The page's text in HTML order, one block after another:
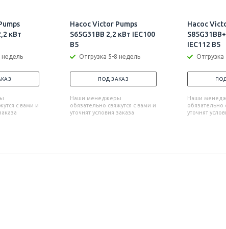
кВт
недель
с вами и
Насос Victor Pumps
S65G31BB 2,2 кВт IEC100
B5
Отгрузка 5-8 недель
ПОД ЗАКАЗ
Наши менеджеры
обязательно свяжутся с вами и
уточнят условия заказа
Насос
IEC112 B5
Наши
обязательно
уточнят